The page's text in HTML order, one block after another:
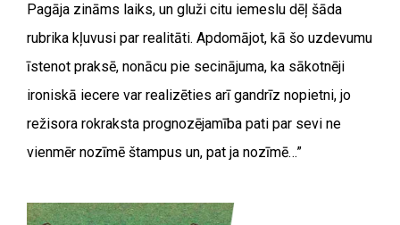
Pagāja zināms laiks, un gluži citu iemeslu dēļ šāda
rubrika kļuvusi par realitāti. Apdomājot, kā šo uzdevumu
īstenot praksē, nonācu pie secinājuma, ka sākotnēji
ironiskā iecere var realizēties arī gandrīz nopietni, jo
režisora rokraksta prognozējamība pati par sevi ne
vienmēr nozīmē štampus un, pat ja nozīmē…”